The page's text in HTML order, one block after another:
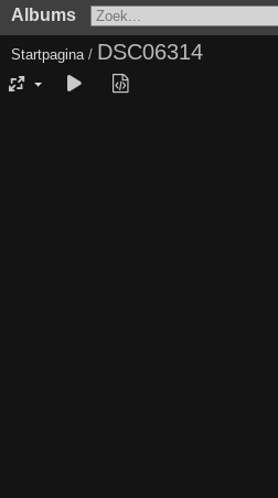
Albums
Startpagina/ DSC06314